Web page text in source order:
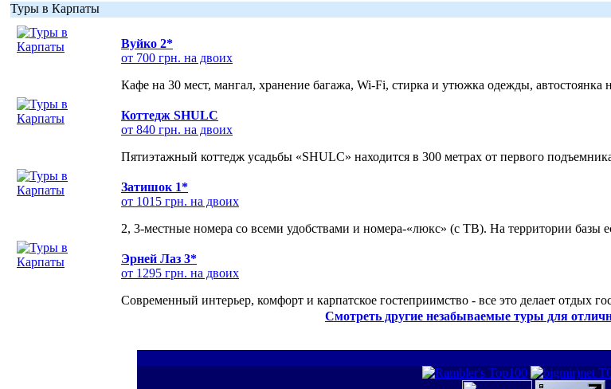
Туры в Карпаты
Вуйко 2*
от 700 грн. на двоих
Кафе на 30 мест, мангал, хранение багажа, Wi-Fi, стирка и утюжка одежды, автостоянка
Коттедж SHULC
от 840 грн. на двоих
Пятиэтажный коттедж усадьбы «SHULC» находится в 300 метрах от первого
Затишок 1*
от 1015 грн. на двоих
2, 3-местные номера со всеми удобствами и номера-«люкс» (с ТВ). На территории базы
Эрней Лаз 3*
от 1295 грн. на двоих
Современный интерьер, комфорт и карпатское гостеприимство - все это делает отдых
Смотреть другие незабываемые туры для